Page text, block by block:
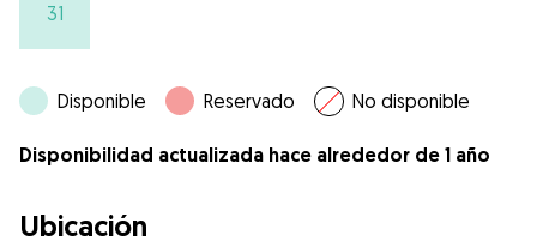
31
Disponible Reservado No disponible
Disponibilidad actualizada hace alrededor de 1 año
Ubicación